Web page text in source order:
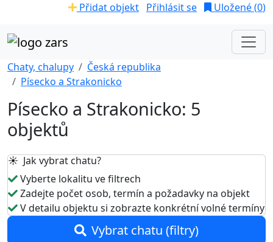
Přidat objekt Přihlásit se Uložené (0)
Chaty, chalupy
Česká republika
Písecko a Strakonicko
Písecko a Strakonicko: 5
objektů
☀️ Jak vybrat chatu?
Vyberte lokalitu ve filtrech
Zadejte počet osob, termín a požadavky na objekt
V detailu objektu si zobrazte konkrétní volné termíny
Vybrat chatu (filtry)